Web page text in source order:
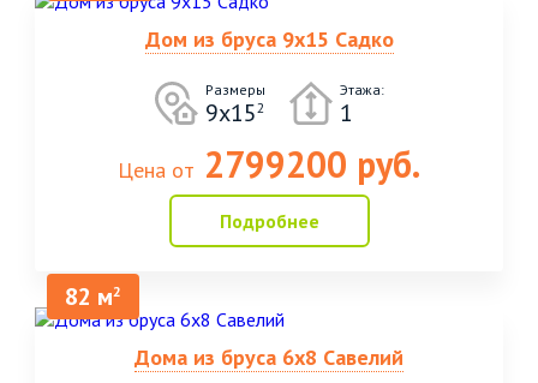
Дом из бруса 9х15 Садко
Размеры
9х152
Этажа:
1
Цена от 2799200 руб.
Подробнее
82 м2
Дома из бруса 6х8 Савелий